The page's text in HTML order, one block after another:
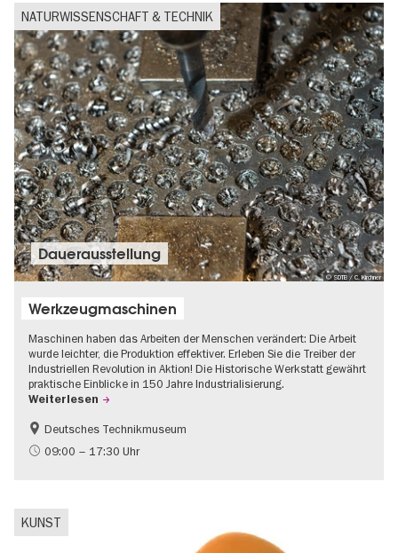
NATURWISSENSCHAFT & TECHNIK
© SDTB / C. Kirchner
Dauer­aus­stel­lung
Werkzeugmaschinen
Maschinen haben das Arbeiten der Menschen verändert: Die Arbeit
wurde leichter, die Produktion effektiver. Erleben Sie die Treiber der
Industriellen Revolution in Aktion! Die Historische Werkstatt gewährt
praktische Einblicke in 150 Jahre Industrialisierung.
Weiterlesen
Geschichte
Deutsches Technikmuseum
09:00 – 17:30 Uhr
KUNST